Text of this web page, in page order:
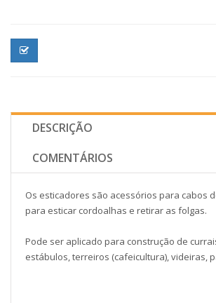
DESCRIÇÃO
COMENTÁRIOS
Os esticadores são acessórios para cabos
para esticar cordoalhas e retirar as folgas.
Pode ser aplicado para construção de
estábulos, terreiros (cafeicultura), videiras,